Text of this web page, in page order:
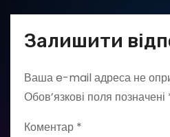
Залишити
Ваша e-mail адреса не
Обов’язкові поля позначені
Коментар *